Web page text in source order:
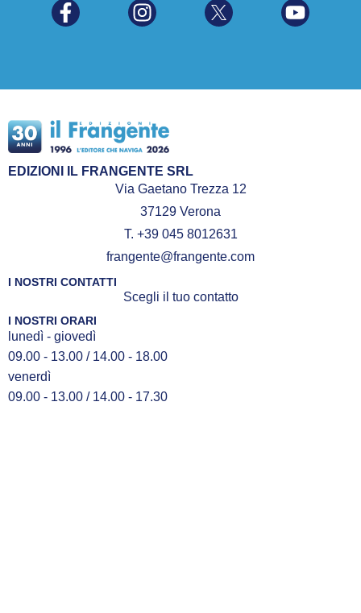
EDIZIONI IL FRANGENTE SRL
Via Gaetano Trezza 12
37129 Verona
T. +39 045 8012631
frangente@frangente.com
I NOSTRI CONTATTI
Scegli il tuo contatto
I NOSTRI ORARI
lunedì - giovedì
09.00 - 13.00 / 14.00 - 18.00
venerdì
09.00 - 13.00 / 14.00 - 17.30